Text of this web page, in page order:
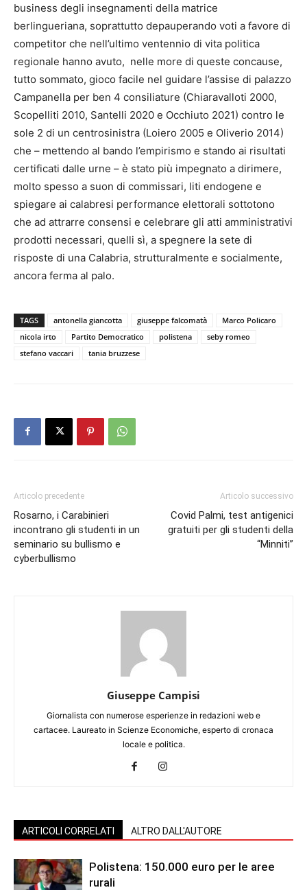
business degli insegnamenti della matrice
berlingueriana, soprattutto depauperando voti a favore di
competitor che nell’ultimo ventennio di vita politica
regionale hanno avuto, nelle more di queste concause,
tutto sommato, gioco facile nel guidare l’assise di palazzo
Campanella per ben 4 consiliature (Chiaravalloti 2000,
Scopelliti 2010, Santelli 2020 e Occhiuto 2021) contro le
sole 2 di un centrosinistra (Loiero 2005 e Oliverio 2014)
che – mettendo al bando l’empirismo e stando ai risultati
certificati dalle urne – è stato più impegnato a dirimere,
molto spesso a suon di commissari, liti endogene e
spiegare ai calabresi performance elettorali sottotono
che ad attrarre consensi e celebrare gli atti amministrativi
prodotti necessari, quelli sì, a spegnere la sete di
risposte di una Calabria, strutturalmente e socialmente,
ancora ferma al palo.
TAGS antonella giancotta giuseppe falcomatà
Marco Policaro
nicola irto
Partito Democratico polistena
seby romeo
stefano vaccari
tania bruzzese
Articolo precedente
Rosarno, i Carabinieri
incontrano gli studenti in un
seminario su bullismo e
cyberbullismo
Articolo successivo
Covid Palmi, test antigenici
gratuiti per gli studenti della
“Minniti”
Giuseppe Campisi
Giornalista con numerose esperienze in redazioni web e
cartacee. Laureato in Scienze Economiche, esperto di cronaca
locale e politica.
ARTICOLI CORRELATI ALTRO DALL'AUTORE
Polistena: 150.000 euro per le aree
rurali